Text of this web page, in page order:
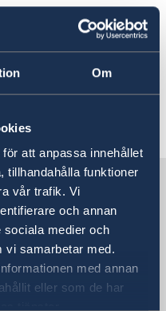
Om
att anpassa innehållet
tillhandahålla funktioner
vår trafik. Vi
och annan
sociala medier och
vi samarbetar med.
med annan
eller som de har
länder och svar
svenskar
gäller dessutom
- på regeringen.se
för